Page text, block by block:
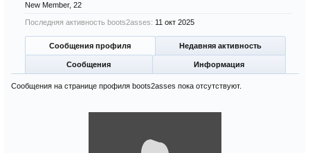
New Member, 22
Последняя активность boots2asses: 11 окт 2025
Сообщения профиля Недавняя активность
Сообщения Информация
Сообщения на странице профиля boots2asses пока отсутствуют.